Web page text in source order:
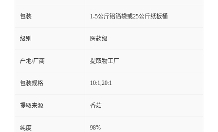
包装 1-5公斤铝箔袋或25公斤纸板桶
级别 医药级
产地/厂商 提取物工厂
包装规格 10:1,20:1
提取来源 香菇
纯度 98%